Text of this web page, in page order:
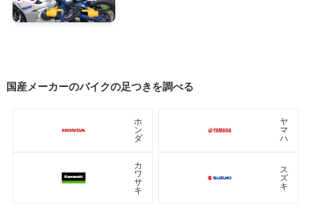
国産メーカーのバイクの足つきを調べる
ホ
ン
ダ
ヤ
マ
ハ
カ
ワ
サ
キ
ス
ズ
キ